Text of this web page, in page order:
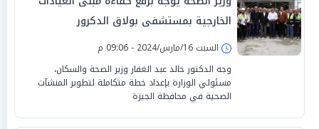
الخارجية بمستشفى بولاق الدكرور
السبت 16/مارس/2024 - 09:06 م
وجه الدكتور خالد عبد الغفار وزير الصحة والسكان،
مسئولي الوزارة بإعداد خطة متكاملة لتطوير المنشآت
الصحية في محافظة الجيزة